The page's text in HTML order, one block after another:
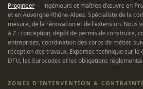
Progineer— ingénieurs et maîtres d'œuvre en
et en Auvergne-Rhône-Alpes. Spécialiste de la
mesure, de la rénovation et de l'extension. Nous
à Z : conception, dépôt de permis de construire,
entreprises, coordination des corps de métier,
réception des travaux. Expertise technique sur la
DTU, les Eurocodes et les obligations
ZONES D'INTERVENTION &